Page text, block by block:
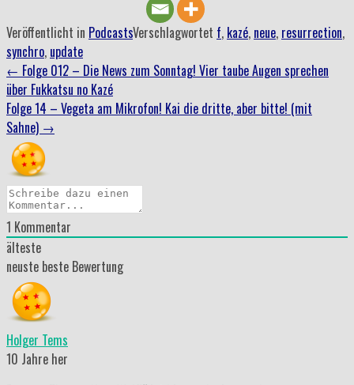
Veröffentlicht in PodcastsVerschlagwortet f, kazé, neue, resurrection,
synchro, update
Beitrag
Navigation
← Folge 012 – Die News zum Sonntag! Vier taube Augen sprechen
über Fukkatsu no Kazé
Folge 14 – Vegeta am Mikrofon! Kai die dritte, aber bitte! (mit
Sahne) →
1 Kommentar
älteste
neuste beste Bewertung
Holger Tems
10 Jahre her